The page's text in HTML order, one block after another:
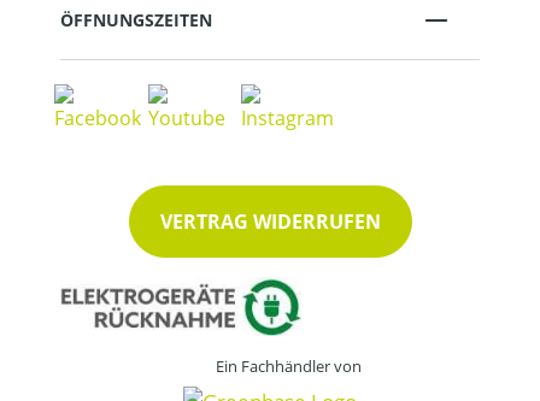
ÖFFNUNGSZEITEN
VERTRAG WIDERRUFEN
Ein Fachhändler von